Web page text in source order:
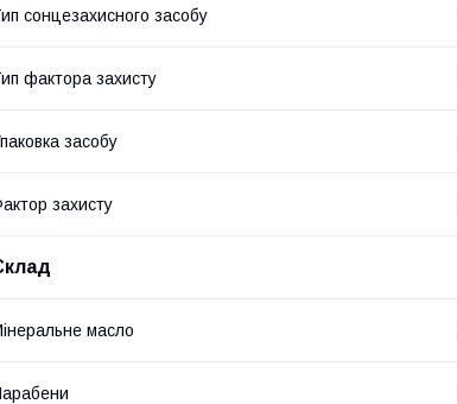
сонцезахисного засобу
фактора захисту
засобу
захисту
масло